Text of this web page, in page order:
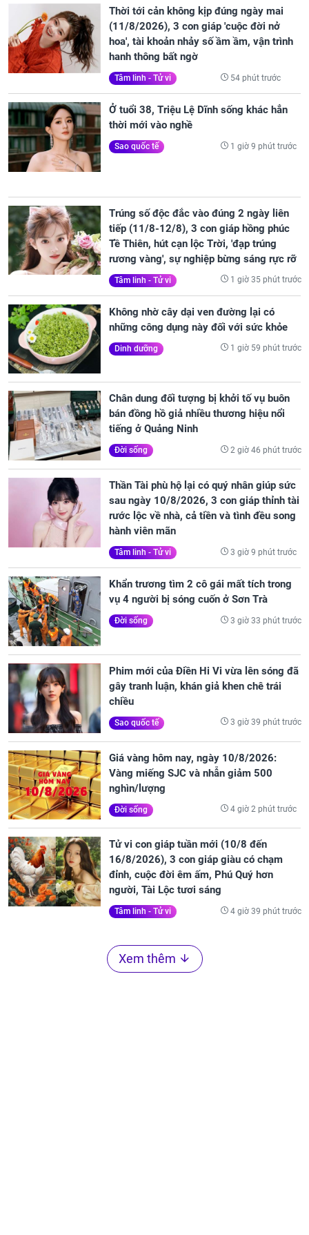
Thời tới cản không kịp đúng ngày mai
(11/8/2026), 3 con giáp 'cuộc đời nở
hoa', tài khoản nhảy số ầm ầm, vận trình
hanh thông bất ngờ
Tâm linh - Tử vi 54 phút trước
Ở tuổi 38, Triệu Lệ Dĩnh sống khác hẳn
thời mới vào nghề
Sao quốc tế 1 giờ 9 phút trước
Trúng số độc đắc vào đúng 2 ngày liên
tiếp (11/8-12/8), 3 con giáp hồng phúc
Tề Thiên, hút cạn lộc Trời, 'đạp trúng
rương vàng', sự nghiệp bừng sáng rực rỡ
Tâm linh - Tử vi 1 giờ 35 phút trước
Không nhờ cây dại ven đường lại có
những công dụng này đối với sức khỏe
Dinh dưỡng 1 giờ 59 phút trước
Chân dung đối tượng bị khởi tố vụ buôn
bán đồng hồ giả nhiều thương hiệu nổi
tiếng ở Quảng Ninh
Đời sống 2 giờ 46 phút trước
Thần Tài phù hộ lại có quý nhân giúp sức
sau ngày 10/8/2026, 3 con giáp thỉnh tài
rước lộc về nhà, cả tiền và tình đều song
hành viên mãn
Tâm linh - Tử vi 3 giờ 9 phút trước
Khẩn trương tìm 2 cô gái mất tích trong
vụ 4 người bị sóng cuốn ở Sơn Trà
Đời sống 3 giờ 33 phút trước
Phim mới của Điền Hi Vi vừa lên sóng đã
gây tranh luận, khán giả khen chê trái
chiều
Sao quốc tế 3 giờ 39 phút trước
Giá vàng hôm nay, ngày 10/8/2026:
Vàng miếng SJC và nhẫn giảm 500
nghìn/lượng
Đời sống 4 giờ 2 phút trước
Tử vi con giáp tuần mới (10/8 đến
16/8/2026), 3 con giáp giàu có chạm
đỉnh, cuộc đời êm ấm, Phú Quý hơn
người, Tài Lộc tươi sáng
Tâm linh - Tử vi 4 giờ 39 phút trước
Xem thêm